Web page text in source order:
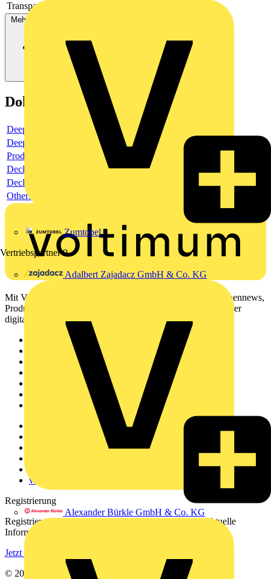
Zumtobel
Vertriebspartner 9
Adalbert Zajadacz GmbH & Co. KG
Alexander Bürkle GmbH & Co. KG
Transparent
Mehr anzeigen
Dokumente
Deeplink product page
Deeplink REACH
Product data sheet
Declaration RoHS
Declaration EPD (Environmental Product Declaration)
Others
Mit Voltimum erhalten Elektrofachkräfte Zugang zu Branchennews,
Produktinformationen, Schulungen und Tools – alles auf einer
digitalen Plattform und Community.
voltimum.com
Registrierung
Registrieren Sie sich kostenlos und erhalten Sie stets aktuelle
Informationen aus der Elektroindustrie.
Jetzt registrieren
© 2002-
Voltimum